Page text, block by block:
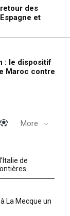
des
et
: le dispositif
Maroc contre
More
de
La Mecque un